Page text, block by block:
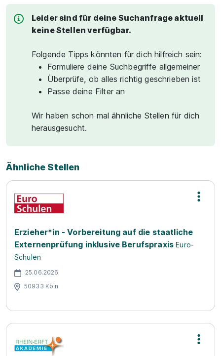
Leider sind für deine Suchanfrage aktuell
keine Stellen verfügbar.
Folgende Tipps könnten für dich hilfreich sein:
Formuliere deine Suchbegriffe allgemeiner
Überprüfe, ob alles richtig geschrieben ist
Passe deine Filter an
Wir haben schon mal ähnliche Stellen für dich
herausgesucht.
Ähnliche Stellen
Erzieher*in - Vorbereitung auf die staatliche
Externenprüfung inklusive Berufspraxis Euro-
Schulen
25.06.2026
50933 Köln